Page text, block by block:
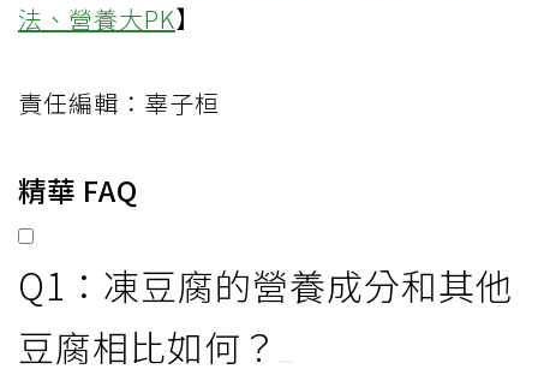
法、營養大PK】
責任編輯：辜子桓
精華 FAQ
Q1：凍豆腐的營養成分和其他
豆腐相比如何？